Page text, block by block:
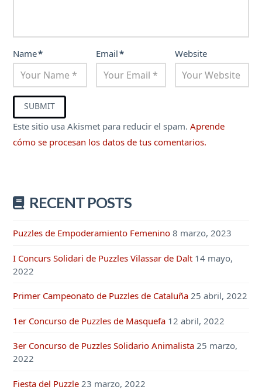
Name* Email* Website
Este sitio usa Akismet para reducir el spam.Aprende
cómo se procesan los datos de tus comentarios.
RECENT POSTS
Puzzles de Empoderamiento Femenino 8 marzo, 2023
I Concurs Solidari de Puzzles Vilassar de Dalt 14 mayo,
2022
Primer Campeonato de Puzzles de Cataluña 25 abril, 2022
1er Concurso de Puzzles de Masquefa 12 abril, 2022
3er Concurso de Puzzles Solidario Animalista 25 marzo,
2022
Fiesta del Puzzle 23 marzo, 2022